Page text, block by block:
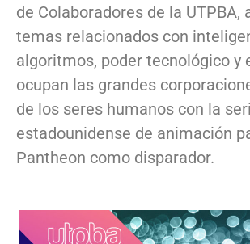
de Colaboradores de la UTPBA,
temas relacionados con
algoritmos, poder tecnológico y
ocupan las grandes
de los seres humanos con la
estadounidense de animación
Pantheon como disparador.